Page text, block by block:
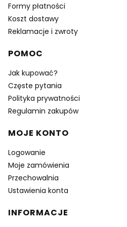
Formy płatności
Koszt dostawy
Reklamacje i zwroty
POMOC
Jak kupować?
Częste pytania
Polityka prywatności
Regulamin zakupów
MOJE KONTO
Logowanie
Moje zamówienia
Przechowalnia
Ustawienia konta
INFORMACJE